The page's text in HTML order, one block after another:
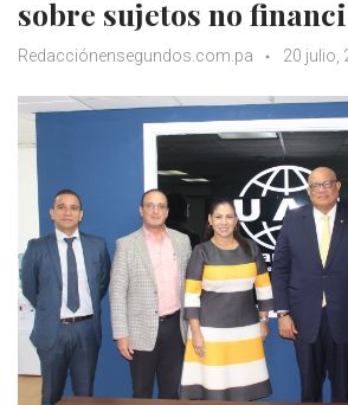
sobre sujetos no
Redacciónensegundos.com.pa 20 julio,